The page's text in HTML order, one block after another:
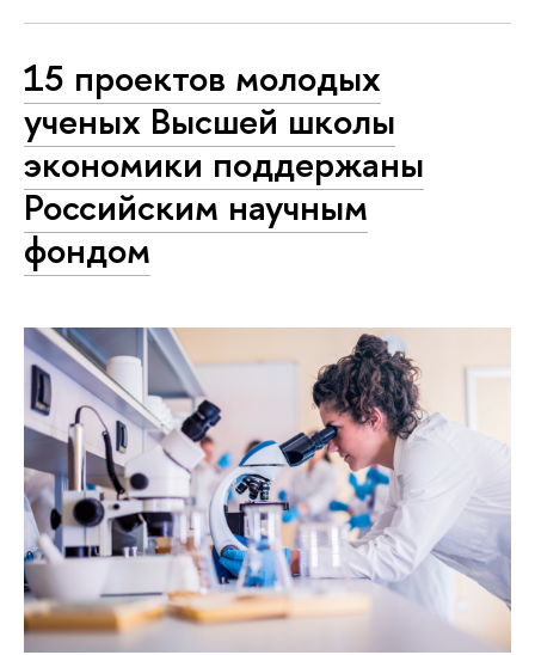
15 проектов молодых
ученых Высшей школы
экономики поддержаны
Российским научным
фондом